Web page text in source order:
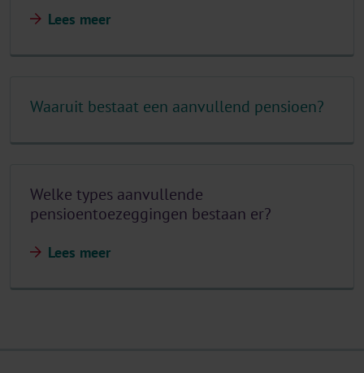
Lees meer
Waaruit bestaat een aanvullend pensioen?
Welke types aanvullende
pensioentoezeggingen bestaan er?
Lees meer